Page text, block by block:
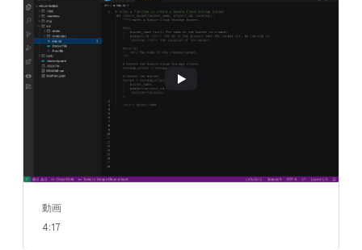
動画
4:17